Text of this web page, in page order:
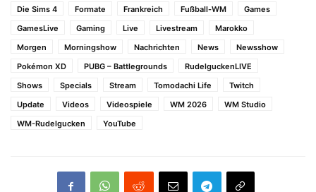
Die Sims 4
Formate Frankreich Fußball-WM
Games
GamesLive
Gaming Live Livestream
Marokko
Morgen
Morningshow Nachrichten News
Newsshow
Pokémon XD
PUBG – Battlegrounds
RudelguckenLIVE
Shows
Specials Stream Tomodachi Life
Twitch
Update
Videos Videospiele WM 2026
WM Studio
WM-Rudelgucken
YouTube